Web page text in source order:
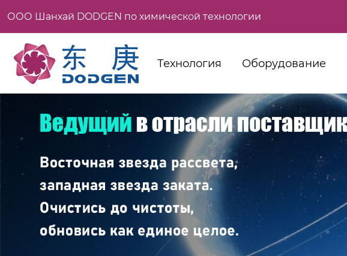
ООО Шанхай DODGEN по химической технологии
Технология Оборудование